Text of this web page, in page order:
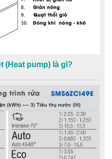
(Heat pump) là gì?